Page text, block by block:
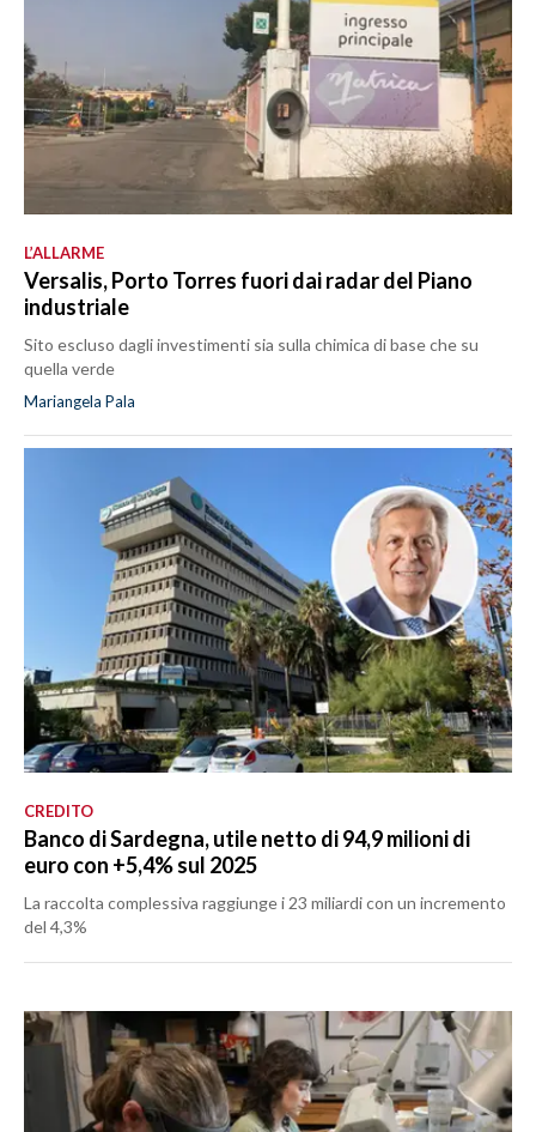
L’ALLARME
Versalis, Porto Torres fuori dai radar del Piano
industriale
Sito escluso dagli investimenti sia sulla chimica di base che su
quella verde
Mariangela Pala
CREDITO
Banco di Sardegna, utile netto di 94,9 milioni di
euro con +5,4% sul 2025
La raccolta complessiva raggiunge i 23 miliardi con un incremento
del 4,3%